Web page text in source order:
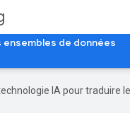
ensembles de données
IA pour traduire